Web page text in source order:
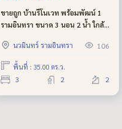
ขายถูก บ้านรีโนเวท พร้อมพัฒน์ 1
รามอินทรา ขนาด 3 นอน 2 น้ำ ใกล้
ใช้จ่ายวันโอน
นวมินทร์ รามอินทรา 106
พื้นที่ : 35.00 ตร.ว.
3 2 2